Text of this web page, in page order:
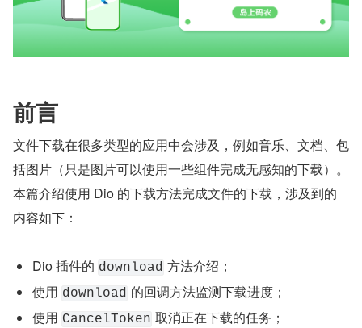
前言
文件下载在很多类型的应用中会涉及，例如音乐、文档、包
括图片（只是图片可以使用一些组件完成无感知的下载）。
本篇介绍使用 Dio 的下载方法完成文件的下载，涉及到的
内容如下：
Dio 插件的 download 方法介绍；
使用 download 的回调方法监测下载进度；
使用 CancelToken 取消正在下载的任务；